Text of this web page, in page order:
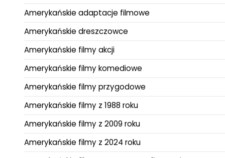
Amerykańskie adaptacje filmowe
Amerykańskie dreszczowce
Amerykańskie filmy akcji
Amerykańskie filmy komediowe
Amerykańskie filmy przygodowe
Amerykańskie filmy z 1988 roku
Amerykańskie filmy z 2009 roku
Amerykańskie filmy z 2024 roku